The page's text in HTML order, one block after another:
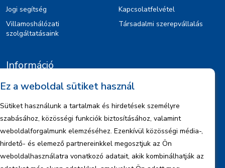
Jogi segítség
Villamoshálózati
szolgáltatásaink
Kapcsolatfelvétel
Társadalmi szerepvállalás
Információ
Kiajánlók
Jognyilatkozat
Szerzői jogok
Adatkezelési tájékoztató
Céginformáció
Jelentések
Ez a weboldal sütiket használ
Sütiket használunk a tartalmak és hirdetések személyre
szabásához, közösségi funkciók biztosításához, valamint
weboldalforgalmunk elemzéséhez. Ezenkívül közösségi média-,
hirdető- és elemező partnereinkkel megosztjuk az Ön
weboldalhasználatra vonatkozó adatait, akik kombinálhatják az